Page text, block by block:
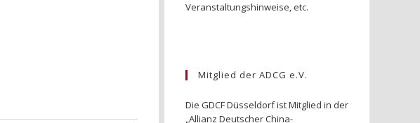
Veranstaltungshinweise, etc.
Mitglied der ADCG e.V.
Die GDCF Düsseldorf ist Mitglied in der
„Allianz Deutscher China-